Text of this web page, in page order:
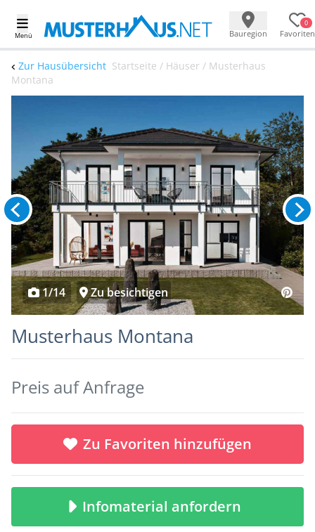
Menü Bauregion
0
Favoriten
Zur Hausübersicht Startseite / Häuser / Musterhaus
Montana
1/14 Zu besichtigen
Musterhaus Montana
Preis auf Anfrage
Zu Favoriten hinzufügen
Infomaterial anfordern